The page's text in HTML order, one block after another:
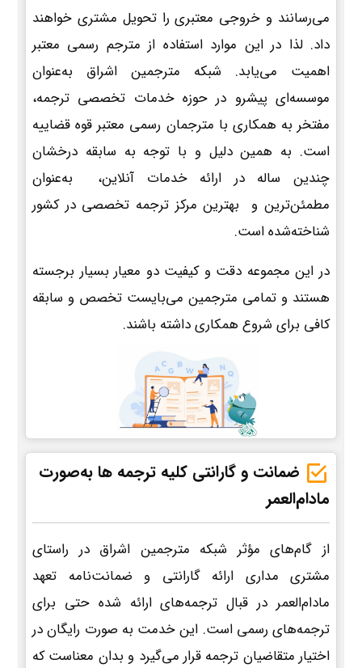
می‌رسانند و خروجی معتبری را تحویل مشتری خواهند
داد. لذا در این موارد استفاده از مترجم رسمی معتبر
اهمیت می‌یابد. شبکه مترجمین اشراق به‌عنوان
موسسه‌ای پیشرو در حوزه خدمات تخصصی ترجمه،
مفتخر به همکاری با مترجمان رسمی معتبر قوه قضاییه
است. به همین دلیل و با توجه به سابقه درخشان
چندین ساله در ارائه خدمات آنلاین، به‌عنوان
مطمئن‌ترین و بهترین مرکز ترجمه تخصصی در کشور
شناخته‌شده است.
در این مجموعه دقت و کیفیت دو معیار بسیار برجسته
هستند و تمامی مترجمین می‌بایست تخصص و سابقه
کافی برای شروع همکاری داشته باشند.
ضمانت و گارانتی کلیه ترجمه ها به‌صورت
مادام‌العمر
از گام‌های مؤثر شبکه مترجمین اشراق در راستای
مشتری مداری ارائه گارانتی و ضمانت‌نامه تعهد
مادام‌العمر در قبال ترجمه‌های ارائه شده حتی برای
ترجمه‌های رسمی است. این خدمت به صورت رایگان در
اختیار متقاضیان ترجمه قرار می‌گیرد و بدان معناست که